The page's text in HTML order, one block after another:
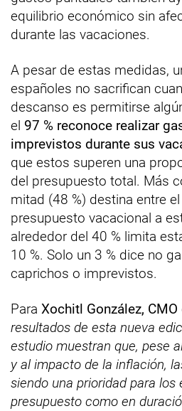
equilibrio económico sin
durante las vacaciones.
A pesar de estas medidas,
españoles no sacrifican
descanso es permitirse
el 97 % reconoce realizar
imprevistos durante sus
que estos superen una
del presupuesto total. Más
mitad (48 %) destina entre
presupuesto vacacional a
alrededor del 40 % limita
10 %. Solo un 3 % dice no
caprichos o imprevistos.
Para Xochitl González, CMO
resultados de esta nueva
estudio muestran que, pese
y al impacto de la inflación,
siendo una prioridad para los
presupuesto como en